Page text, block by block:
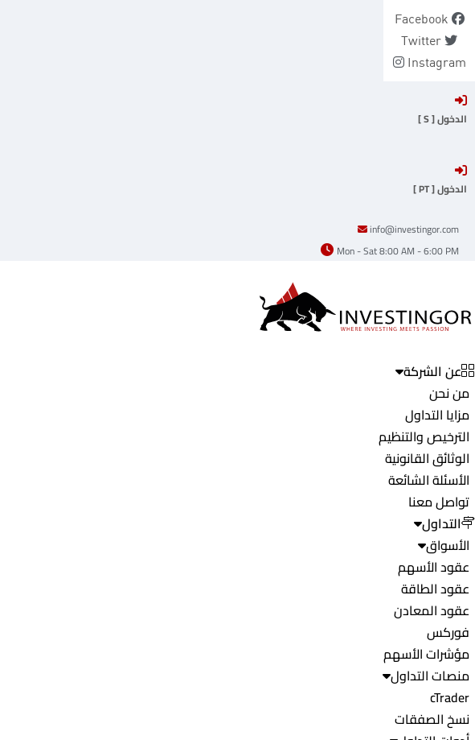
content
Facebook
Twitter
Instagram
الدخول [ S ]
الدخول [ PT ]
info@investingor.com
Mon - Sat 8:00 AM - 6:00 PM
عن الشركة
من نحن
مزايا التداول
الترخيص والتنظيم
الوثائق القانونية
الأسئلة الشائعة
تواصل معنا
التداول
الأسواق
عقود الأسهم
عقود الطاقة
عقود المعادن
فوركس
مؤشرات الأسهم
منصات التداول
cTrader
نسخ الصفقات